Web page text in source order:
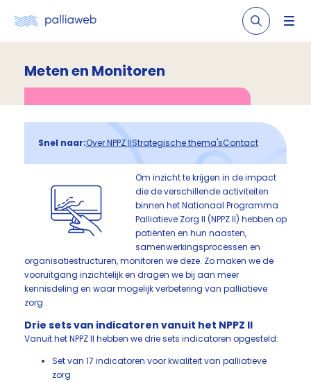
Meten en Monitoren
Snel naar:Over NPPZ IIStrategische thema'sContact
Om inzicht te krijgen in de impact
die de verschillende activiteiten
binnen het Nationaal Programma
Palliatieve Zorg II (NPPZ II) hebben op
patiënten en hun naasten,
samenwerkingsprocessen en
organisatiestructuren, monitoren we deze. Zo maken we de
vooruitgang inzichtelijk en dragen we bij aan meer
kennisdeling en waar mogelijk verbetering van palliatieve
zorg.
Drie sets van indicatoren vanuit het NPPZ II
Vanuit het NPPZ II hebben we drie sets indicatoren opgesteld:
Set van 17 indicatoren voor kwaliteit van palliatieve
zorg